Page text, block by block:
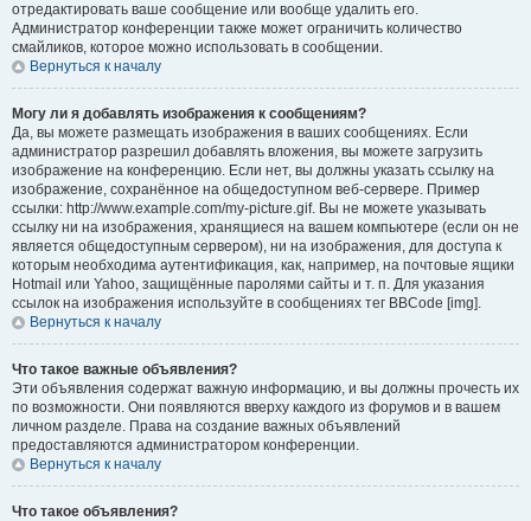
отредактировать ваше сообщение или вообще удалить его.
Администратор конференции также может ограничить количество
смайликов, которое можно использовать в сообщении.
Вернуться к началу
Могу ли я добавлять изображения к сообщениям?
Да, вы можете размещать изображения в ваших сообщениях. Если
администратор разрешил добавлять вложения, вы можете загрузить
изображение на конференцию. Если нет, вы должны указать ссылку на
изображение, сохранённое на общедоступном веб-сервере. Пример
ссылки: http://www.example.com/my-picture.gif. Вы не можете указывать
ссылку ни на изображения, хранящиеся на вашем компьютере (если он не
является общедоступным сервером), ни на изображения, для доступа к
которым необходима аутентификация, как, например, на почтовые ящики
Hotmail или Yahoo, защищённые паролями сайты и т. п. Для указания
ссылок на изображения используйте в сообщениях тег BBCode [img].
Вернуться к началу
Что такое важные объявления?
Эти объявления содержат важную информацию, и вы должны прочесть их
по возможности. Они появляются вверху каждого из форумов и в вашем
личном разделе. Права на создание важных объявлений
предоставляются администратором конференции.
Вернуться к началу
Что такое объявления?